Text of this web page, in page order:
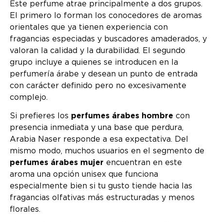
Este perfume atrae principalmente a dos grupos.
El primero lo forman los conocedores de aromas
orientales que ya tienen experiencia con
fragancias especiadas y buscadores amaderados, y
valoran la calidad y la durabilidad. El segundo
grupo incluye a quienes se introducen en la
perfumería árabe y desean un punto de entrada
con carácter definido pero no excesivamente
complejo.
Si prefieres los perfumes árabes hombre con
presencia inmediata y una base que perdura,
Arabia Naser responde a esa expectativa. Del
mismo modo, muchos usuarios en el segmento de
perfumes árabes mujer encuentran en este
aroma una opción unisex que funciona
especialmente bien si tu gusto tiende hacia las
fragancias olfativas más estructuradas y menos
florales.